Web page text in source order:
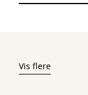
Vis flere